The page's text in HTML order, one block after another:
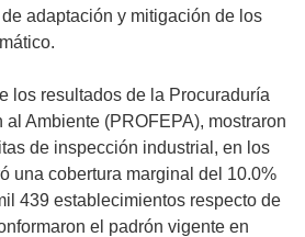
adaptación y mitigación de los
los resultados de la Procuraduría
al Ambiente (PROFEPA), mostraron
de inspección industrial, en los
una cobertura marginal del 10.0%
439 establecimientos respecto de
el padrón vigente en